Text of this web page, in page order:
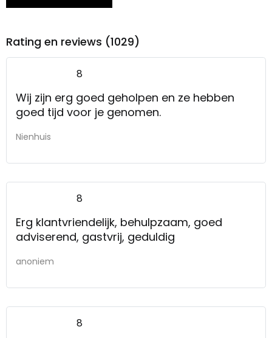
Rating en reviews (1029)
8
Wij zijn erg goed geholpen en ze hebben
goed tijd voor je genomen.
Nienhuis
8
Erg klantvriendelijk, behulpzaam, goed
adviserend, gastvrij, geduldig
anoniem
8